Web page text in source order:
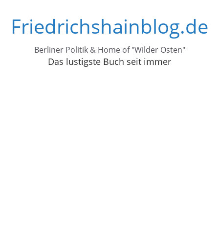
Inhalt
springen
Friedrichshainblog.de
Berliner Politik & Home of "Wilder Osten"
Das lustigste Buch seit immer